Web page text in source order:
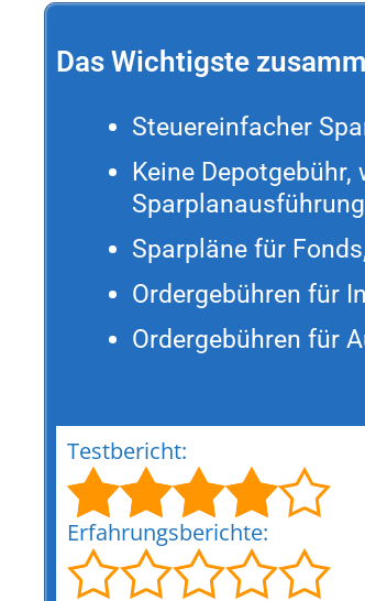
Das Wichtigste
Steuereinfacher
Keine
Sparpläne für
Ordergebühren für
Ordergebühren für
Testbericht:
Erfahrungsberichte: